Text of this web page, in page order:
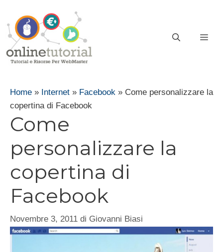
contenuto
Home » Internet » Facebook » Come personalizzare la
copertina di Facebook
Come
personalizzare la
copertina di
Facebook
Novembre 3, 2011 di Giovanni Biasi